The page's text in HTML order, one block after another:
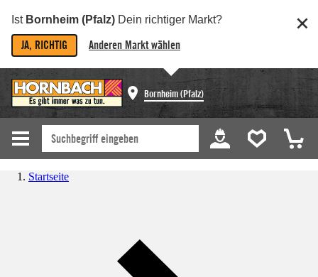
Ist Bornheim (Pfalz) Dein richtiger Markt?
JA, RICHTIG Anderen Markt wählen
Bornheim (Pfalz)
Startseite